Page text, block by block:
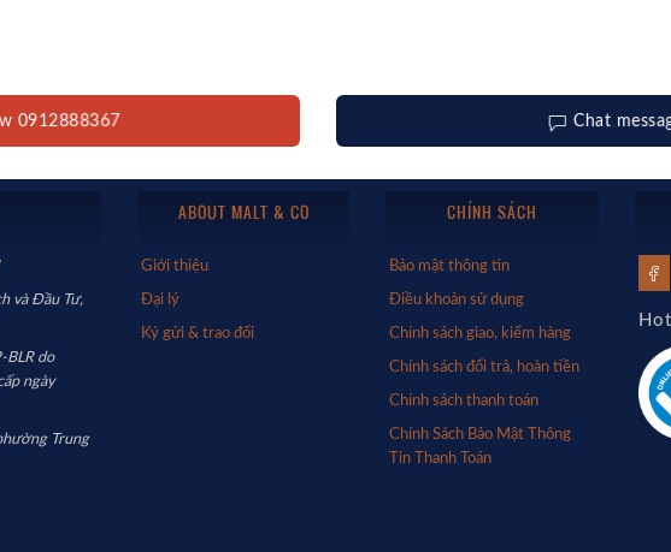
0912888367 Chat
và Đầu Tư,
BLR do
ngày
Trung
ABOUT MALT & CO
Giới thiệu
Đại lý
Ký gửi & trao đổi
CHÍNH SÁCH
Bảo mật thông tin
Điều khoản sử dụng
Chính sách giao, kiểm hàng
Chính sách đổi trả, hoàn tiền
Chính sách thanh toán
Chính Sách Bảo Mật Thông
Tin Thanh Toán